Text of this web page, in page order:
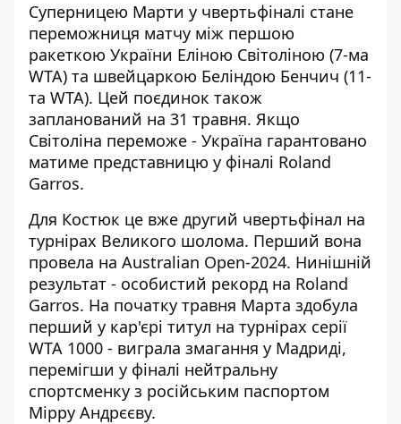
Суперницею Марти у чвертьфіналі стане
переможниця матчу між першою
ракеткою України Еліною Світоліною (7-ма
WTA) та швейцаркою Беліндою Бенчич (11-
та WTA). Цей поєдинок також
запланований на 31 травня. Якщо
Світоліна переможе - Україна гарантовано
матиме представницю у фіналі Roland
Garros.
Для Костюк це вже другий чвертьфінал на
турнірах Великого шолома. Перший вона
провела на Australian Open-2024. Нинішній
результат - особистий рекорд на Roland
Garros. На початку травня Марта здобула
перший у кар'єрі титул на турнірах серії
WTA 1000 - виграла змагання у Мадриді,
перемігши у фіналі нейтральну
спортсменку з російським паспортом
Мірру Андрєєву.